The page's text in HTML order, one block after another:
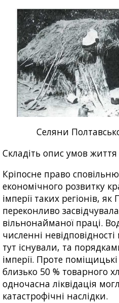
Селяни
Складіть опис умов
Кріпосне право
економічного розвитку
імперії таких регіонів,
переконливо
вільнонайманої праці.
численні
тут існували, та
імперії. Проте
близько 50 % товарного
одночасна ліквідація
катастрофічні наслідки.